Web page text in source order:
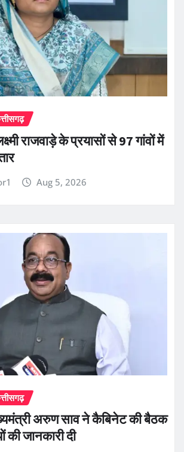
राजवाड़े के प्रयासों से 97 गांवों में
Aug 5, 2026
अरुण साव ने कैबिनेट की बैठक
की जानकारी दी